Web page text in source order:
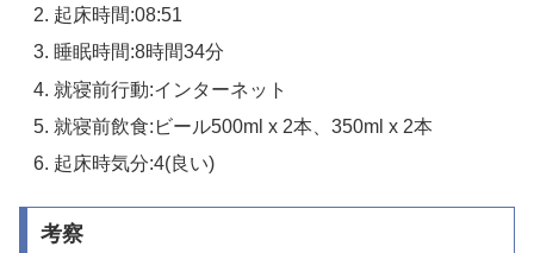
起床時間:08:51
睡眠時間:8時間34分
就寝前行動:インターネット
就寝前飲食:ビール500ml x 2本、350ml x 2本
起床時気分:4(良い)
考察